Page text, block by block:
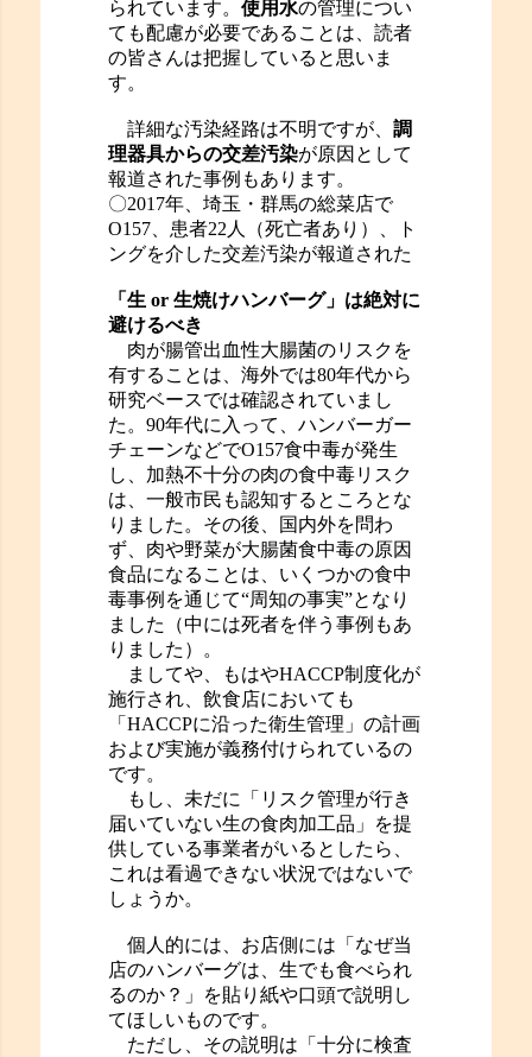
られています。 使用水の管理につい
ても配慮が必要であることは、読者
の皆さんは把握していると思いま
す。
詳細な汚染経路は不明ですが、 調
理器具からの交差汚染が原因として
報道された事例もあります。
〇2017年、埼玉・群馬の総菜店で
O157、患者22人（死亡者あり）、ト
ングを介した交差汚染が報道された
「生 or 生焼けハンバーグ」は絶対に
避けるべき
肉が腸管出血性大腸菌のリスクを
有することは、海外では80年代から
研究ベースでは確認されていまし
た。90年代に入って、ハンバーガー
チェーンなどでO157食中毒が発生
し、加熱不十分の肉の食中毒リスク
は、一般市民も認知するところとな
りました。その後、国内外を問わ
ず、肉や野菜が大腸菌食中毒の原因
食品になることは、いくつかの食中
毒事例を通じて“周知の事実”となり
ました（中には死者を伴う事例もあ
りました）。
ましてや、もはやHACCP制度化が
施行され、飲食店においても
「HACCPに沿った衛生管理」の計画
および実施が義務付けられているの
です。
もし、未だに「リスク管理が行き
届いていない生の食肉加工品」を提
供している事業者がいるとしたら、
これは看過できない状況ではないで
しょうか。
個人的には、お店側には「なぜ当
店のハンバーグは、生でも食べられ
るのか？」を貼り紙や口頭で説明し
てほしいものです。
ただし、その説明は「十分に検査